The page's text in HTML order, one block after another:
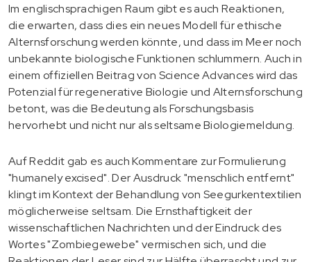
Im englischsprachigen Raum gibt es auch Reaktionen,
die erwarten, dass dies ein neues Modell für ethische
Alternsforschung werden könnte, und dass im Meer noch
unbekannte biologische Funktionen schlummern. Auch in
einem offiziellen Beitrag von Science Advances wird das
Potenzial für regenerative Biologie und Alternsforschung
betont, was die Bedeutung als Forschungsbasis
hervorhebt und nicht nur als seltsame Biologiemeldung.
Auf Reddit gab es auch Kommentare zur Formulierung
"humanely excised". Der Ausdruck "menschlich entfernt"
klingt im Kontext der Behandlung von Seegurkentextilien
möglicherweise seltsam. Die Ernsthaftigkeit der
wissenschaftlichen Nachrichten und der Eindruck des
Wortes "Zombiegewebe" vermischen sich, und die